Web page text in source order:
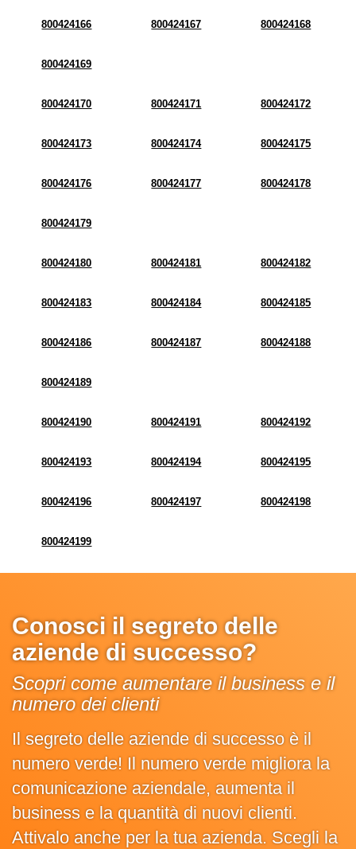
800424166 800424167 800424168
800424169
800424170 800424171 800424172
800424173 800424174 800424175
800424176 800424177 800424178
800424179
800424180 800424181 800424182
800424183 800424184 800424185
800424186 800424187 800424188
800424189
800424190 800424191 800424192
800424193 800424194 800424195
800424196 800424197 800424198
800424199
Conosci il segreto delle
aziende di successo?
Scopri come aumentare il business e il
numero dei clienti
Il segreto delle aziende di successo è il
numero verde! Il numero verde migliora la
comunicazione aziendale, aumenta il
business e la quantità di nuovi clienti.
Attivalo anche per la tua azienda. Scegli la